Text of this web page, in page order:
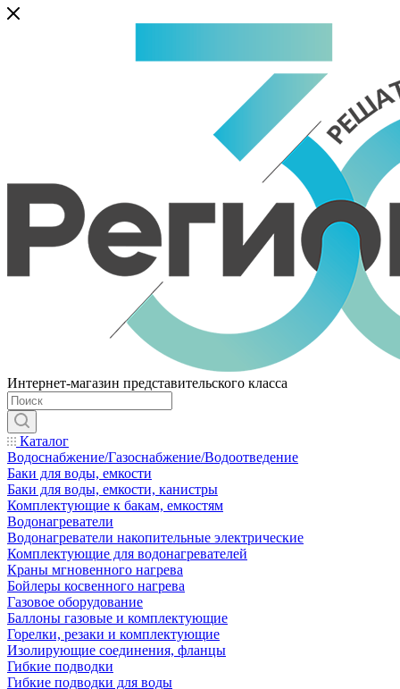
Интернет-магазин представительского класса
Каталог
Водоснабжение/Газоснабжение/Водоотведение
Баки для воды, емкости
Баки для воды, емкости, канистры
Комплектующие к бакам, емкостям
Водонагреватели
Водонагреватели накопительные электрические
Комплектующие для водонагревателей
Краны мгновенного нагрева
Бойлеры косвенного нагрева
Газовое оборудование
Баллоны газовые и комплектующие
Горелки, резаки и комплектующие
Изолирующие соединения, фланцы
Гибкие подводки
Гибкие подводки для воды